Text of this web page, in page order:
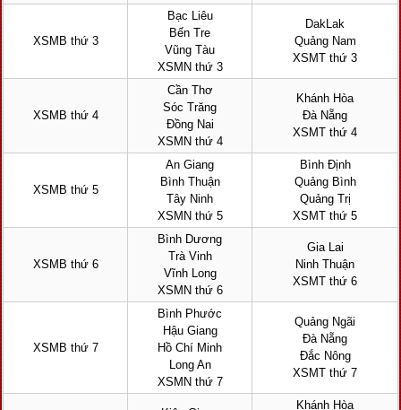
XSMB thứ 3
Bạc Liêu
Bến Tre
Vũng Tàu
XSMN thứ 3
DakLak
Quảng Nam
XSMT thứ 3
XSMB thứ 4
Cần Thơ
Sóc Trăng
Đồng Nai
XSMN thứ 4
Khánh Hòa
Đà Nẵng
XSMT thứ 4
XSMB thứ 5
An Giang
Bình Thuận
Tây Ninh
XSMN thứ 5
Bình Định
Quảng Bình
Quảng Trị
XSMT thứ 5
XSMB thứ 6
Bình Dương
Trà Vinh
Vĩnh Long
XSMN thứ 6
Gia Lai
Ninh Thuận
XSMT thứ 6
XSMB thứ 7
Bình Phước
Hậu Giang
Hồ Chí Minh
Long An
XSMN thứ 7
Quảng Ngãi
Đà Nẵng
Đắc Nông
XSMT thứ 7
Khánh Hòa